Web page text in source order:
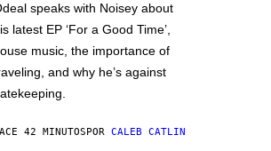
speaks with Noisey about
latest EP ‘For a Good Time’,
music, the importance of
and why he’s against
42 MINUTOSPOR CALEB CATLIN